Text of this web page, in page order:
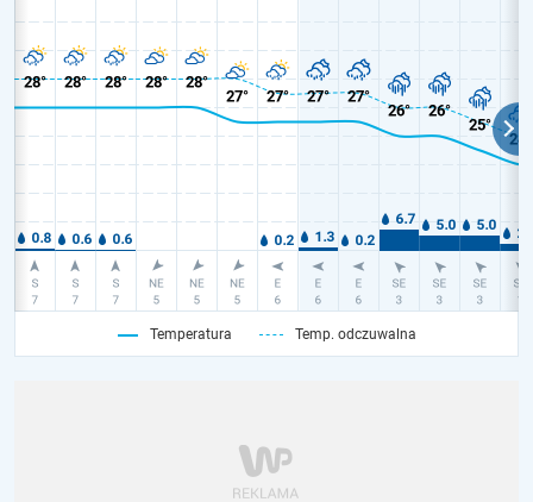
Temperatura Temp. odczuwalna